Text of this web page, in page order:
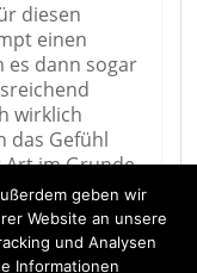
diesen
einen
es dann sogar
wirklich
das Gefühl
Art im Grunde
aus
das zu
also
geben wir
Website an unsere
und Analysen
Informationen